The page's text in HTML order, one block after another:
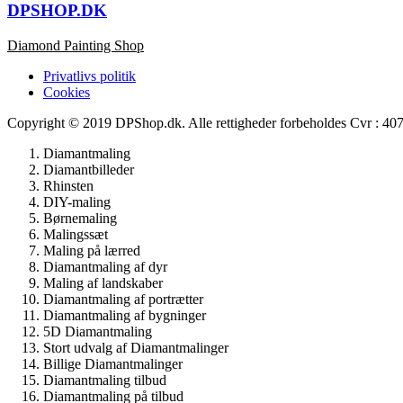
DPSHOP.DK
Diamond Painting Shop
Privatlivs politik
Cookies
Copyright © 2019 DPShop.dk. Alle rettigheder forbeholdes Cvr :
Diamantmaling
Diamantbilleder
Rhinsten
DIY-maling
Børnemaling
Malingssæt
Maling på lærred
Diamantmaling af dyr
Maling af landskaber
Diamantmaling af portrætter
Diamantmaling af bygninger
5D Diamantmaling
Stort udvalg af Diamantmalinger
Billige Diamantmalinger
Diamantmaling tilbud
Diamantmaling på tilbud